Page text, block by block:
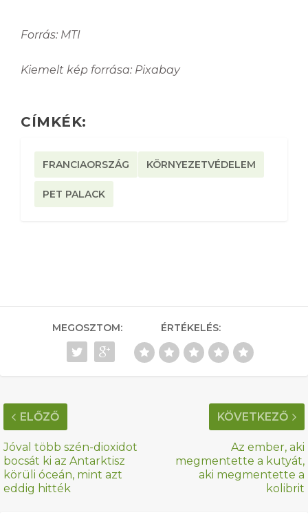
Forrás: MTI
Kiemelt kép forrása: Pixabay
CÍMKÉK:
FRANCIAORSZÁG KÖRNYEZETVÉDELEM
PET PALACK
MEGOSZTOM: ÉRTÉKELÉS:
ELŐZŐ
Jóval több szén-dioxidot
bocsát ki az Antarktisz
körüli óceán, mint azt
eddig hitték
KÖVETKEZŐ
Az ember, aki
megmentette a kutyát,
aki megmentette a
kolibrit